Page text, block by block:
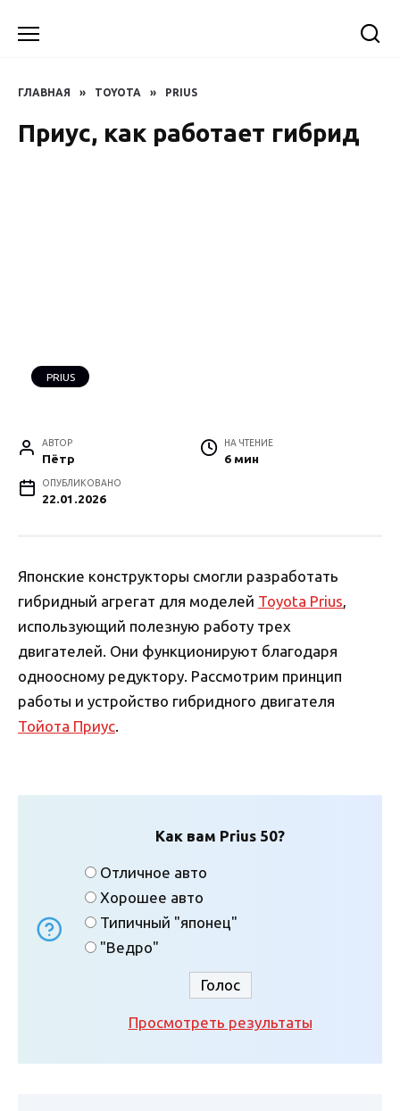
ГЛАВНАЯ » TOYOTA » PRIUS
Приус, как работает гибрид
PRIUS
АВТОР
Пётр
НА ЧТЕНИЕ
6 мин
ОПУБЛИКОВАНО
22.01.2026
Японские конструкторы смогли разработать
гибридный агрегат для моделей Toyota Prius
использующий полезную работу трех
двигателей. Они функционируют благодаря
одноосному редуктору. Рассмотрим принцип
работы и устройство гибридного двигателя
Тойота Приус
Как вам Prius 50?
Отличное авто
Хорошее авто
Типичный "японец"
"Ведро"
Просмотреть результаты